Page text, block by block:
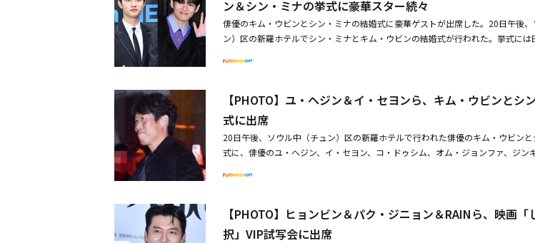
表
ン＆シン・ミナの挙式に豪華スター続々
俳優のキム・ウビンとシン・ミナの結婚式に豪華ゲストが出席した。20日午後、
ン）区の新羅ホテルでシン・ミナとキム・ウビンの結婚式が行われた。挙式には
ク、女優のコン・ヒョジン、キム・テリらが参加。他にも、プロデューサーのナ
ョンリム、オム・ジョンファ、イ・セヨン、ジンギョン、キム・ウィソン、ユン
ンウ、イム・ジュファン、ペ・ジョンナム、イ・グァンス、キム・ナウン、Car
数のスターたちが参列し、2人を祝福した。司会はキム・ウビンの親友イ・グァン
は歌手のCar the gardenが務めたと伝えられている。事前に欠席を発表していた
ウル高尺（コチョク）スカイドームで行われた「2025 MelOn Music Awards」の
出席した後、すぐにキム・ウビンの結婚式場を訪れ、往復2時間の距離を会いに
ウビン＆シン・ミナ、ロマンチックなウエディングフォト公開！まるで映画のワ
ビン＆シン・ミナ、本日（12/20）結婚！挙式を控え総額約3000万円を寄付
【PHOTO】ユ・ヘジン＆イ・セヨンら、キム・ウビンとシ
式に出席
20日午後、ソウル中（チュン）区の新羅ホテルで行われた俳優のキム・ウビン
式に、俳優のユ・ヘジン、イ・セヨン、コ・ドゥシム、オム・ジョンファ、ジン
ウン、パク・キョンリム、プロデューサーのナ・ヨンソク、作家のキム・ウン
【PHOTO】チュ・ジフン＆シン・ミナ＆イ・セヨン「ディズニープラス・オリ
025」に登場！
【PHOTO】ヒョンビン＆パク・ジニョン＆RAINら、映画「
択」VIP試写会に出席